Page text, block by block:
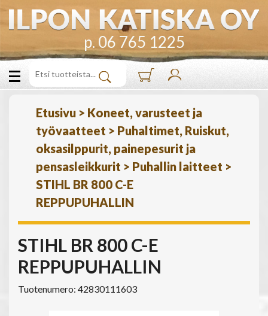
p. 06 765 1225
Etusivu > Koneet, varusteet ja
työvaatteet > Puhaltimet, Ruiskut,
oksasilppurit, painepesurit ja
pensasleikkurit > Puhallin laitteet >
STIHL BR 800 C-E
REPPUPUHALLIN
STIHL BR 800 C-E
REPPUPUHALLIN
Tuotenumero: 42830111603